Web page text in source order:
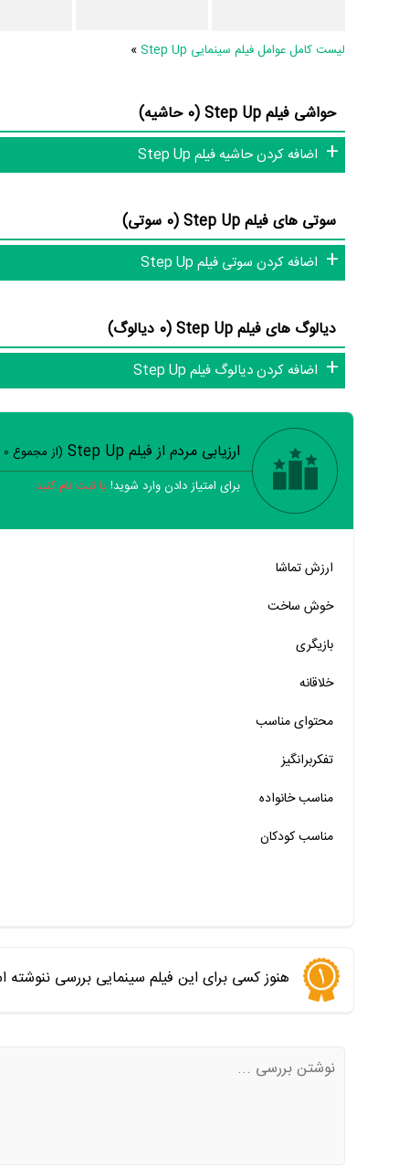
لیست کامل عوامل فیلم سینمایی Step Up »
حواشی فیلم Step Up (0 حاشیه)
اضافه کردن حاشیه فیلم Step Up
سوتی های فیلم Step Up (0 سوتی)
اضافه کردن سوتی فیلم Step Up
دیالوگ های فیلم Step Up (0 دیالوگ)
اضافه کردن دیالوگ فیلم Step Up
خیر
خیر
خیر
خیر
خیر تقریبا
خیر
خیر
ارزیابی مردم از فیلم Step Up (از مجموع 0
برای امتیاز دادن وارد شوید! یا ثبت نام کنید
ارزش تماشا
خوش ساخت
بازیگری
خلاقانه
محتوای مناسب
تفکربرانگیز
مناسب خانواده‌
مناسب کودکان
هنوز کسی برای این فیلم سینمایی بررسی